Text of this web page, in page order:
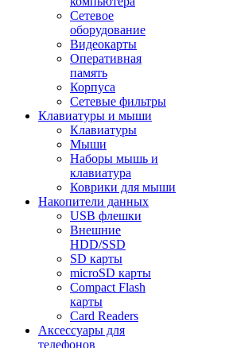
Сетевое
оборудование
Видеокарты
Оперативная
память
Корпуса
Сетевые фильтры
Клавиатуры и мыши
Клавиатуры
Мыши
Наборы мышь и
клавиатура
Коврики для мыши
Накопители данных
USB флешки
Внешние
HDD/SSD
SD карты
microSD карты
Compact Flash
карты
Card Readers
Аксессуары для
телефонов